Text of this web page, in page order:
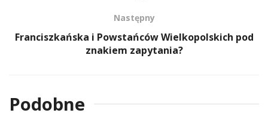
Następny
Franciszkańska i Powstańców Wielkopolskich pod
znakiem zapytania?
Podobne